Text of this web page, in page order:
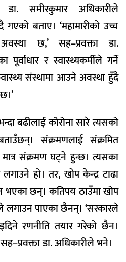
डा. समीरकुमार अधिकारीले
बताए। ‘महामारीको उच्च
छ,’ सह–प्रवक्ता डा.
पूर्वाधार र स्वास्थ्यकर्मीले गर्ने
संस्थामा आउने अवस्था हुँदै
बढीलाई कोरोना सारे त्यसको
संक्रमणलाई संक्रमित
संक्रमण घट्ने हुन्छ। त्यसका
हो। तर, खोप केन्द्र टाढा
भएका छन्। कतिपय ठाउँमा खोप
पाएका छैनन्। ‘सरकारले
रणनीति तयार गरेको छैन।
डा. अधिकारीले भने।